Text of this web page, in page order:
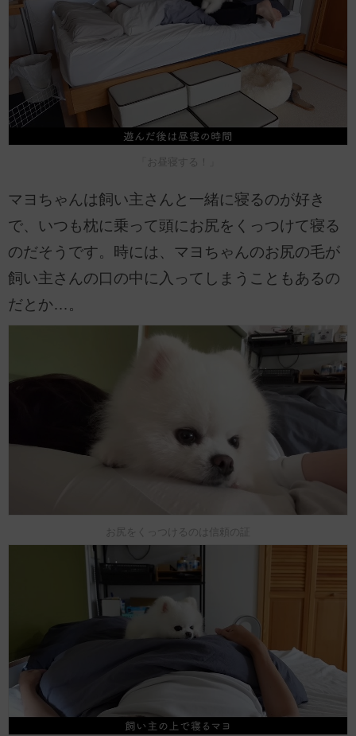
「お昼寝する！」
マヨちゃんは飼い主さんと一緒に寝るのが好き
で、いつも枕に乗って頭にお尻をくっつけて寝る
のだそうです。時には、マヨちゃんのお尻の毛が
飼い主さんの口の中に入ってしまうこともあるの
だとか…。
お尻をくっつけるのは信頼の証